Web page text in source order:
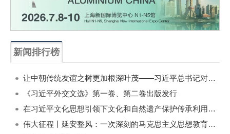
新闻排行榜
让中朝传统友谊之树更加根深叶茂——习近平总书记对朝鲜进行国事访问纪实
《习近平外交文选》第一卷、第二卷出版发行
在习近平文化思想引领下文化和自然遗产保护传承利用工作开创新局面
伟大征程丨延安整风：一次深刻的马克思主义思想教育运动